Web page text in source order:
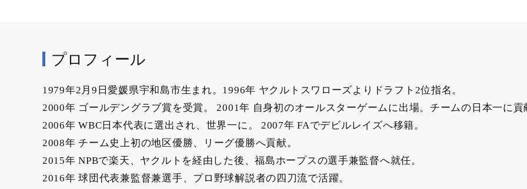
プロフィール
1979年2月9日愛媛県宇和島市生まれ。1996年 ヤクルトスワローズよりドラフト2位指名。
2000年 ゴールデングラブ賞を受賞。 2001年 自身初のオールスターゲームに出場。チームの日本一に貢
2006年 WBC日本代表に選出され、世界一に。 2007年 FAでデビルレイズへ移籍。
2008年 チーム史上初の地区優勝、リーグ優勝へ貢献。
2015年 NPBで楽天、ヤクルトを経由した後、福島ホープスの選手兼監督へ就任。
2016年 球団代表兼監督兼選手、プロ野球解説者の四刀流で活躍。